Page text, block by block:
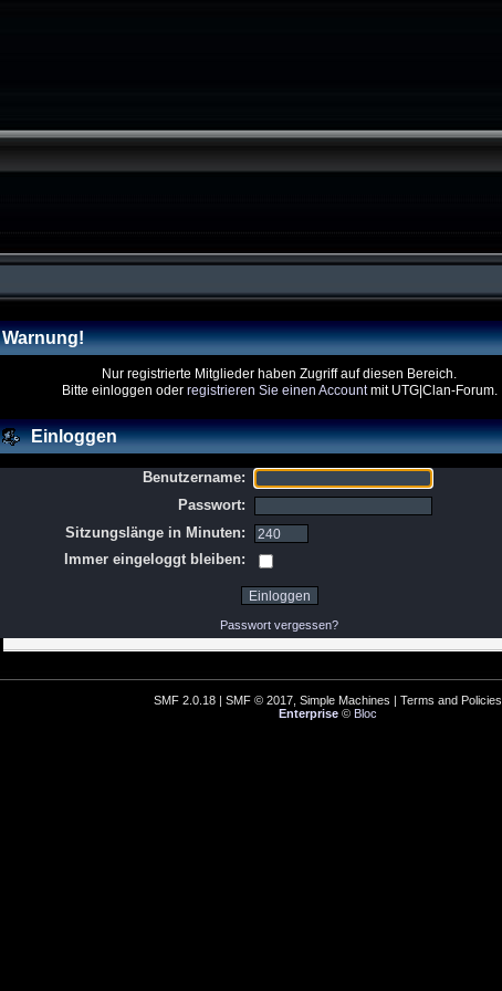
Warnung!
Nur registrierte Mitglieder haben Zugriff auf diesen Bereich.
Bitte einloggen oder registrieren Sie einen Accountmit UTG|Clan-Forum.
Einloggen
Benutzername:
Passwort:
Sitzungslänge in Minuten:
Immer eingeloggt bleiben:
Passwort vergessen?
SMF 2.0.18 |SMF © 2017 ,Simple Machines |Terms and Policies
Enterprise ©Bloc